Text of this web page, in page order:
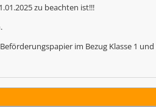
zu beachten ist!!!
im Bezug Klasse 1